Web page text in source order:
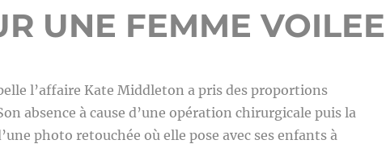
UNE FEMME VOILEE
l’affaire Kate Middleton a pris des proportions
absence à cause d’une opération chirurgicale puis la
photo retouchée où elle pose avec ses enfants à